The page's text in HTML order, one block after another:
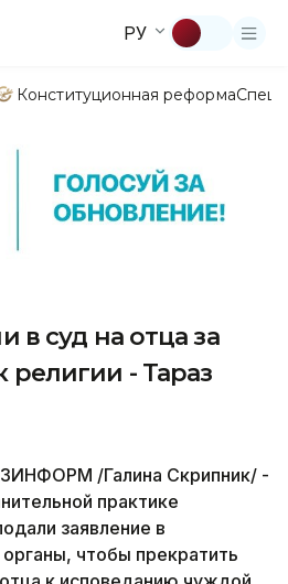
РУ
Конституционная реформа
в суд на отца за
- Тараз
/Галина Скрипник/ -
практике
заявление в
чтобы прекратить